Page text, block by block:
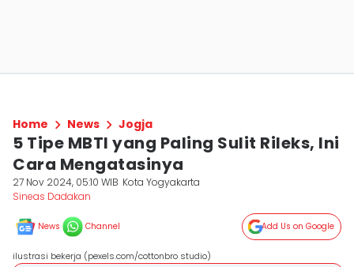
Home News Jogja
5 Tipe MBTI yang Paling Sulit Rileks, Ini
Cara Mengatasinya
27 Nov 2024, 05:10 WIB Kota Yogyakarta
Sineas Dadakan
News Channel Add Us on Google
ilustrasi bekerja (pexels.com/cottonbro studio)